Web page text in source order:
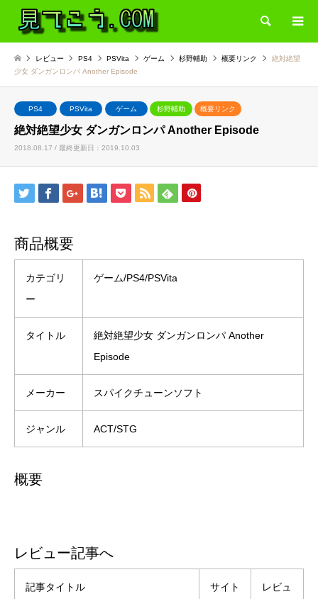
検索
レビュー PS4 PSVita ゲーム 杉野輔助 概要リンク
絶対絶望
少女 ダンガンロンパ Another Episode
PS4 PSVita ゲーム 杉野輔助 概要リンク
絶対絶望少女 ダンガンロンパ Another Episode
2018.08.17 / 最終更新日：2019.10.03
商品概要
カテゴリ
ー
ゲーム/PS4/PSVita
タイトル
絶対絶望少女 ダンガンロンパ Another
Episode
メーカー スパイクチューンソフト
ジャンル ACT/STG
概要
レビュー記事へ
記事タイトル
サイト
レビュ